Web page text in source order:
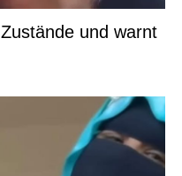
und warnt